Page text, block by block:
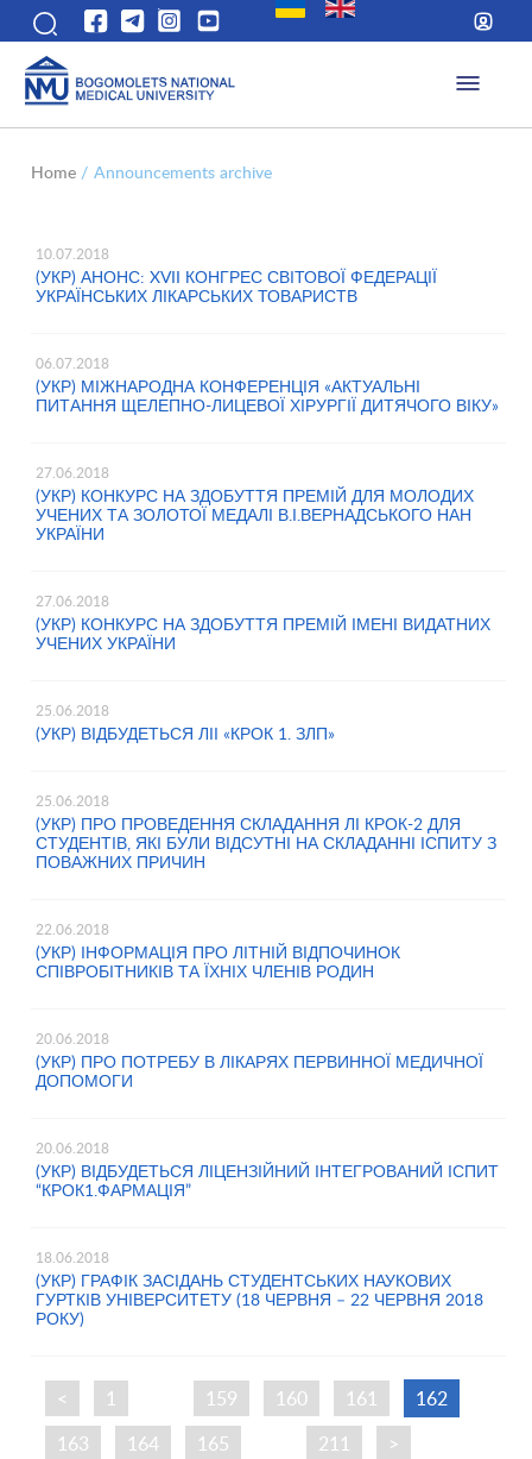
Home / Announcements archive
10.07.2018
(УКР) АНОНС: XVII КОНГРЕС СВІТОВОЇ ФЕДЕРАЦІЇ
УКРАЇНСЬКИХ ЛІКАРСЬКИХ ТОВАРИСТВ
06.07.2018
(УКР) МІЖНАРОДНА КОНФЕРЕНЦІЯ «АКТУАЛЬНІ
ПИТАННЯ ЩЕЛЕПНО-ЛИЦЕВОЇ ХІРУРГІЇ ДИТЯЧОГО ВІКУ»
27.06.2018
(УКР) КОНКУРС НА ЗДОБУТТЯ ПРЕМІЙ ДЛЯ МОЛОДИХ
УЧЕНИХ ТА ЗОЛОТОЇ МЕДАЛІ В.І.ВЕРНАДСЬКОГО НАН
УКРАЇНИ
27.06.2018
(УКР) КОНКУРС НА ЗДОБУТТЯ ПРЕМІЙ ІМЕНІ ВИДАТНИХ
УЧЕНИХ УКРАЇНИ
25.06.2018
(УКР) ВІДБУДЕТЬСЯ ЛІІ «КРОК 1. ЗЛП»
25.06.2018
(УКР) ПРО ПРОВЕДЕННЯ СКЛАДАННЯ ЛІ КРОК-2 ДЛЯ
СТУДЕНТІВ, ЯКІ БУЛИ ВІДСУТНІ НА СКЛАДАННІ ІСПИТУ З
ПОВАЖНИХ ПРИЧИН
22.06.2018
(УКР) ІНФОРМАЦІЯ ПРО ЛІТНІЙ ВІДПОЧИНОК
СПІВРОБІТНИКІВ ТА ЇХНІХ ЧЛЕНІВ РОДИН
20.06.2018
(УКР) ПРО ПОТРЕБУ В ЛІКАРЯХ ПЕРВИННОЇ МЕДИЧНОЇ
ДОПОМОГИ
20.06.2018
(УКР) ВІДБУДЕТЬСЯ ЛІЦЕНЗІЙНИЙ ІНТЕГРОВАНИЙ ІСПИТ
“КРОК1.ФАРМАЦІЯ”
18.06.2018
(УКР) ГРАФІК ЗАСІДАНЬ СТУДЕНТСЬКИХ НАУКОВИХ
ГУРТКІВ УНІВЕРСИТЕТУ (18 ЧЕРВНЯ – 22 ЧЕРВНЯ 2018
РОКУ)
< 1 159 160 161
162
163
164 165 211 >